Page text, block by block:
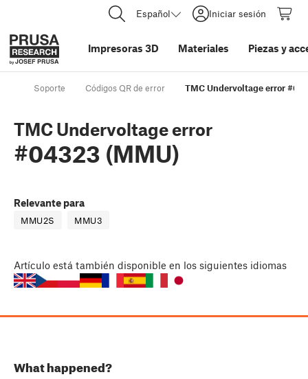
Español Iniciar sesión
Impresoras 3D Materiales Piezas y
Soporte Códigos QR de error TMC Undervoltage error
TMC Undervoltage error
#04323 (MMU)
Relevante para
MMU2S MMU3
Artículo está también disponible en los siguientes idiomas
What happened?